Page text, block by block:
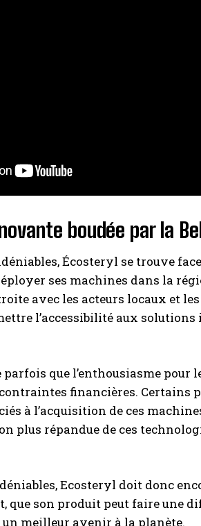
boudée par la
Écosteryl se trouve
ses machines dans la
avec les acteurs locaux et
l’accessibilité aux solutions
que l’enthousiasme pour
financières. Certains
à l’acquisition de ces
plus répandue de ces
Ecosteryl doit donc
que son produit peut faire une
meilleur avenir à la planète.